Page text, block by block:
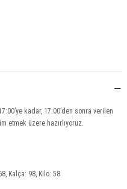
kadar, 17:00’den sonra verilen
etmek üzere hazırlıyoruz.
Kalça: 98, Kilo: 58